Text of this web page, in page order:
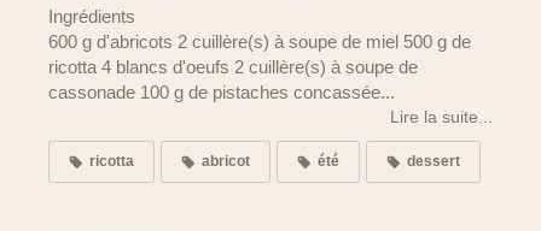
Ingrédients
600 g d'abricots 2 cuillère(s) à soupe de miel 500 g de
ricotta 4 blancs d'oeufs 2 cuillère(s) à soupe de
cassonade 100 g de pistaches concassée...
Lire la suite...
ricotta abricot été dessert